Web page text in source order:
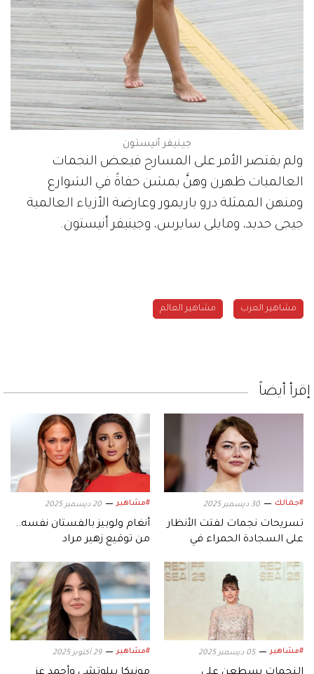
جينيفر أنيستون
ولم يقتصر الأمر على المسارح فيعض النجمات
العالميات ظهرن وهنَّ يمشن حفاةً في الشوارع
ومنهن الممثلة درو باريمور وعارضة الأزياء العالمية
جيجى حديد، ومايلى سايرس، وجينيفر أنيستون.
مشاهير العرب مشاهير العالم
إقرأ أيضاً
#جمالك 30 ديسمبر 2025
تسريحات نجمات لفتت الأنظار
على السجادة الحمراء في
#مشاهير 20 ديسمبر 2025
أنغام ولوبيز بالفستان نفسه..
من توقيع زهير مراد
#مشاهير 05 ديسمبر 2025 #مشاهير 29 أكتوبر 2025